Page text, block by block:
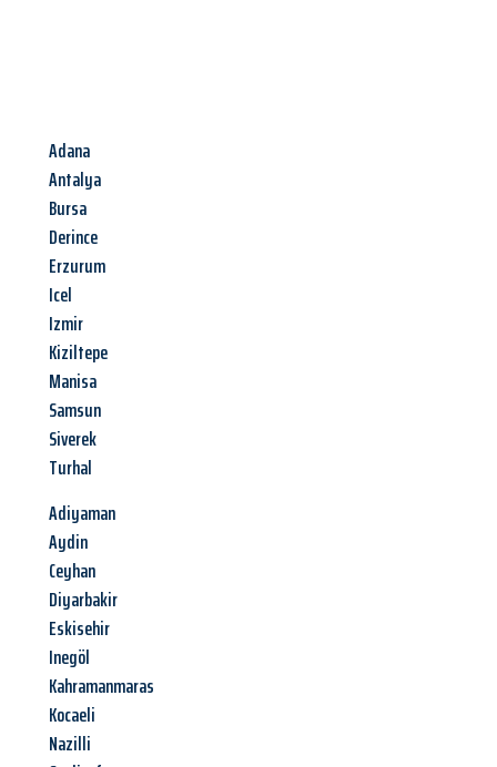
Adana
Antalya
Bursa
Derince
Erzurum
Icel
Izmir
Kiziltepe
Manisa
Samsun
Siverek
Turhal
Adiyaman
Aydin
Ceyhan
Diyarbakir
Eskisehir
Inegöl
Kahramanmaras
Kocaeli
Nazilli